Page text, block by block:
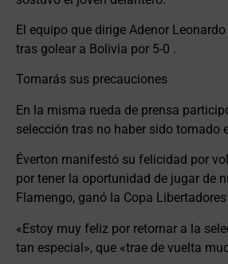
El equipo que dirige Adenor
tras golear a Bolivia por 5-0 .
Tomarás sus precauciones
En la misma rueda de prensa
selección tras no haber sido tomado
Éverton manifestó su felicidad por
por tener la oportunidad de jugar de
Flamengo, ganó la Copa
«Estoy muy feliz por retornar a la
tan especial», que «trae de vuelta